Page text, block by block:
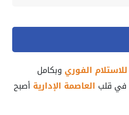
للاستلام الفوري وبكامل
في قلب العاصمة الإدارية أصبح